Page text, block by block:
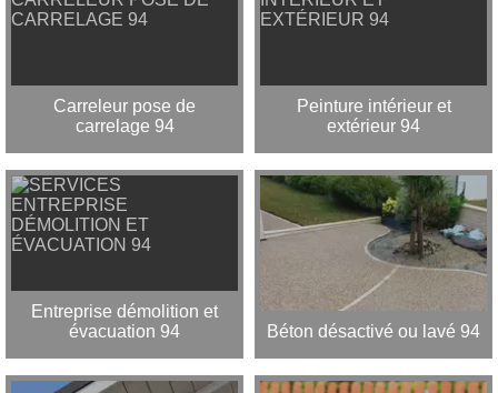
Carreleur pose de
carrelage 94
Peinture intérieur et
extérieur 94
Entreprise démolition et
évacuation 94
Béton désactivé ou lavé 94